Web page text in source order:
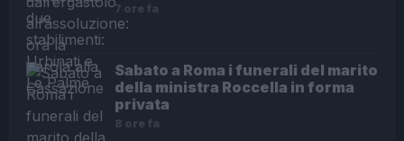
7 ore fa
Sabato a Roma i funerali del marito
della ministra Roccella in forma
privata
8 ore fa